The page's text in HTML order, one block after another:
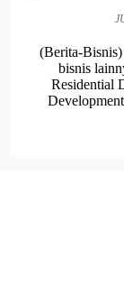
(Berita-
bisnis
Residential